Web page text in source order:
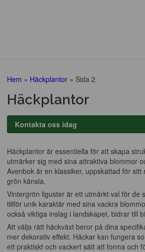
Hem » Häckplantor » Sida 2
Häckplantor
Kontakta oss idag
Häckplantor är essentiella för att skapa
utmärker sig med sina attraktiva blommor
Avenbok är en klassiker, uppskattad för
grön känsla.
Vintergrön liguster är ett utmärkt val för de
tillför unik karaktär med sina vackra
också viktiga inslag i landskapet, bidrar till
Att välja rätt häckväxt beror på dina
mer dekorativ effekt. Häckar kan fungera
ett praktiskt och vackert sätt att forma och